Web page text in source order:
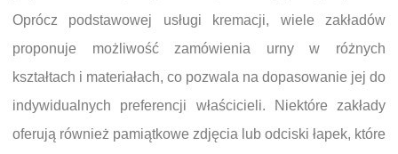
Oprócz podstawowej usługi kremacji, wiele zakładów
proponuje możliwość zamówienia urny w różnych
kształtach i materiałach, co pozwala na dopasowanie jej do
indywidualnych preferencji właścicieli. Niektóre zakłady
oferują również pamiątkowe zdjęcia lub odciski łapek, które